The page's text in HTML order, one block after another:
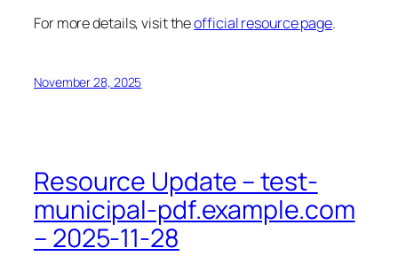
For more details, visit theofficial resource page.
November 28, 2025
Resource Update – test-
municipal-pdf.example.com
– 2025-11-28